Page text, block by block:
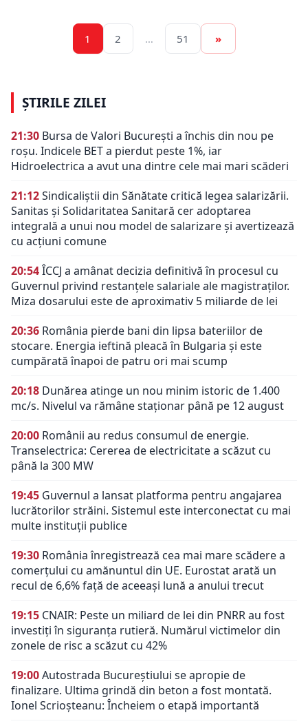
1 2 … 51 »
ȘTIRILE ZILEI
21:30 Bursa de Valori București a închis din nou pe
roșu. Indicele BET a pierdut peste 1%, iar
Hidroelectrica a avut una dintre cele mai mari scăderi
21:12Sindicaliștii din Sănătate critică legea salarizării.
Sanitas și Solidaritatea Sanitară cer adoptarea
integrală a unui nou model de salarizare și avertizează
cu acțiuni comune
20:54ÎCCJ a amânat decizia definitivă în procesul cu
Guvernul privind restanțele salariale ale magistraților.
Miza dosarului este de aproximativ 5 miliarde de lei
20:36 România pierde bani din lipsa bateriilor de
stocare. Energia ieftină pleacă în Bulgaria și este
cumpărată înapoi de patru ori mai scump
20:18 Dunărea atinge un nou minim istoric de 1.400
mc/s. Nivelul va rămâne staționar până pe 12 august
20:00 Românii au redus consumul de energie.
Transelectrica: Cererea de electricitate a scăzut cu
până la 300 MW
19:45 Guvernul a lansat platforma pentru angajarea
lucrătorilor străini. Sistemul este interconectat cu mai
multe instituții publice
19:30 România înregistrează cea mai mare scădere a
comerțului cu amănuntul din UE. Eurostat arată un
recul de 6,6% față de aceeași lună a anului trecut
19:15 CNAIR: Peste un miliard de lei din PNRR au fost
investiți în siguranța rutieră. Numărul victimelor din
zonele de risc a scăzut cu 42%
19:00Autostrada Bucureștiului se apropie de
finalizare. Ultima grindă din beton a fost montată.
Ionel Scrioșteanu: Încheiem o etapă importantă